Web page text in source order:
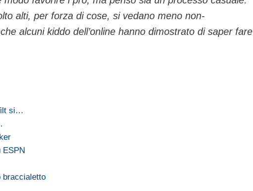
alti, per forza di cose, si vedano meno non-
alcuni kiddo dell’online hanno dimostrato di saper fare
si…
braccialetto